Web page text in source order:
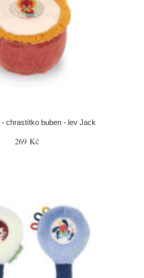
- chrastítko buben - lev Jack
269 Kč